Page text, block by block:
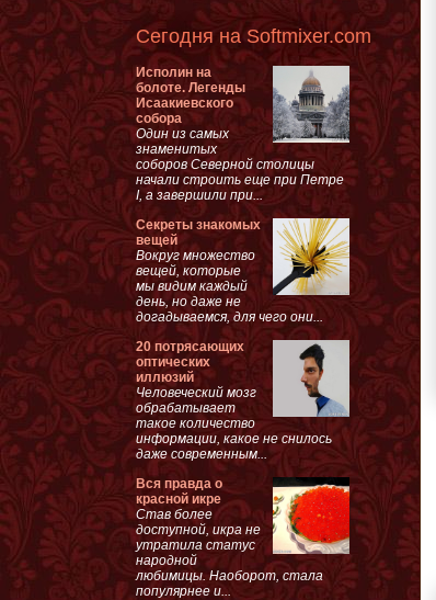
Сегодня на Softmixer.com
Исполин на
болоте. Легенды
Исаакиевского
собора
Один из самых
знаменитых
соборов Северной столицы
начали строить еще при Петре
I, а завершили при...
Секреты знакомых
вещей
Вокруг множество
вещей, которые
мы видим каждый
день, но даже не
догадываемся, для чего они...
20 потрясающих
оптических
иллюзий
Человеческий мозг
обрабатывает
такое количество
информации, какое не снилось
даже современным...
Вся правда о
красной икре
Став более
доступной, икра не
утратила статус
народной
любимицы. Наоборот, стала
популярнее и...